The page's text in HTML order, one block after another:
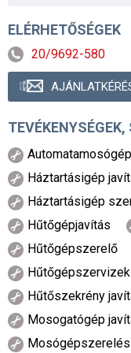
ELÉRHETŐSÉGEK
20/9692-580
Háztartásigép
Háztartásigép
Hűtőgépjavítás
Hűtőgépszerelő
Hűtőgépszervizek
Hűtőszekrény
Mosogatógép
Mosógépszerelés